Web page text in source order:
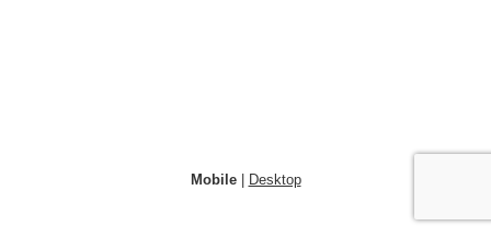
Mobile| Desktop